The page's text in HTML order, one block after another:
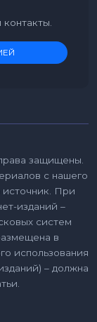
защищены.
с нашего
источник. При
изданий –
систем
в
использования
– должна